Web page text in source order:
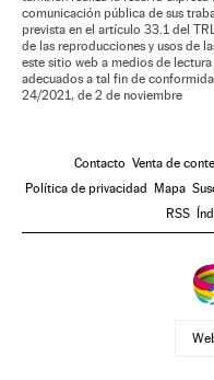
comunicación pública de sus
prevista en el artículo 33.1 del
de las reproducciones y usos de
este sitio web a medios de
adecuados a tal fin de
24/2021, de 2 de noviembre
Contacto Venta de
Política de privacidad Mapa
RSS